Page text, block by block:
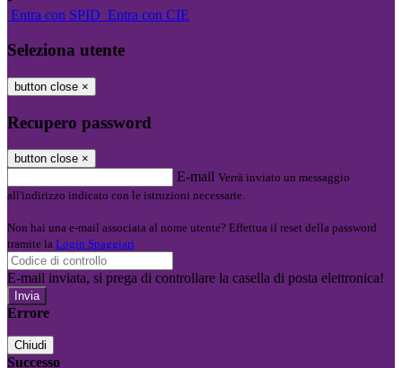
Entra con SPID Entra con CIE
Seleziona utente
button close ×
Recupero password
button close ×
E-mail Verrà inviato un messaggio
all'indirizzo indicato con le istruzioni necessarie.
Non hai una e-mail associata al nome utente? Effettua il reset della password
tramite la Login Spaggiari
E-mail inviata, si prega di controllare la casella di posta elettronica!
Errore
Chiudi
Successo